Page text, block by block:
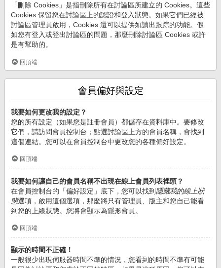
「刪除 Cookies」是指刪除所有在討論區所建立的 Cookies。這些
Cookies 保留您在討論區上的認證和登入狀態。如果它們已經被
討論區管理員啟用，Cookies 還可以提供如讀出跟踪的功能。假
如您有登入或登出討論區的問題，那麼刪除討論區 Cookies 或許
是有幫助的。
回頂端
會員偏好與設定
我要如何更改我的設定？
您的所有設定（如果您是註冊會員）都儲存在資料庫中。要修改
它們，請訪問會員控制台；點選討論區上方的會員名稱，會找到
這個連結。您可以在會員控制台中更改您的各種偏好設定。
回頂端
我要如何讓自己的會員名稱不出現在線上會員列表裡頭？
在會員控制台的「偏好設定」底下，您可以找到 隱藏我的線上狀
態選項，啟用這個選項，那麼將只有管理員、版主和您自己能看
到您的上線狀態。您將會顯示為隱形會員。
回頂端
顯示的時間不正確！
一般很少出現伺服器時間不準的情況，您看到的時間不準有可能